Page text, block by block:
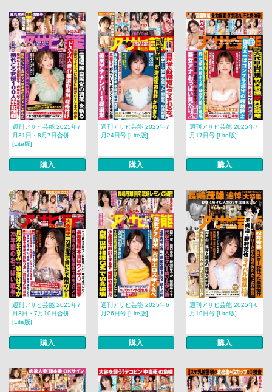
週刊アサヒ芸能 2025年7
月31日・8月7日合併...
[Lite版]
購入
週刊アサヒ芸能 2025年7
月24日号 [Lite版]
購入
週刊アサヒ芸能 2025年7
月17日号 [Lite版]
購入
週刊アサヒ芸能 2025年7
月3日・7月10日合併...
[Lite版]
購入
週刊アサヒ芸能 2025年6
月26日号 [Lite版]
購入
週刊アサヒ芸能 2025年6
月19日号 [Lite版]
購入